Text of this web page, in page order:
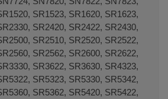
SR1523, SR1620, SR1623,
SR2420, SR2422, SR2430,
SR2510, SR2520, SR2522,
SR2562, SR2600, SR2622,
SR3622, SR3630, SR4323,
SR5323, SR5330, SR5342,
SR5362, SR5420, SR5422,